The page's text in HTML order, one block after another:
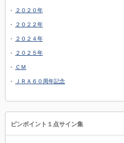
２０２０年
２０２２年
２０２４年
２０２５年
ＣＭ
ＪＲＡ６０周年記念
ピンポイント１点サイン集